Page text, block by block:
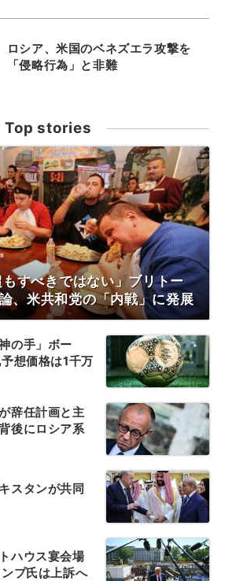
ロシア、米国のベネズエラ攻撃を
「侵略行為」と非難
Top stories
すべきではない」ブリトー
、米共和党の「内戦」に発展
の手」ボー
想価格は1千万
辞任計画と主
後にロシア系
スタンが共同
ハウス宴会場
プ氏は上訴へ